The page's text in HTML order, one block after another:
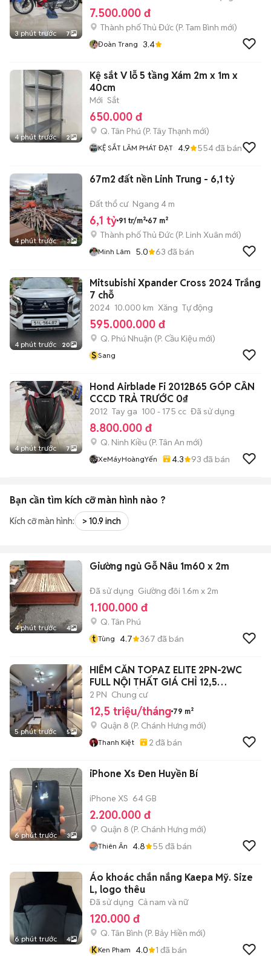
3 phút trước 7
7.500.000 đ
Thành phố Thủ Đức (P. Tam Bình mới)
Đoàn Trang 3.4
4 phút trước 2
Kệ sắt V lỗ 5 tầng Xám 2m x 1m x
40cm
Mới Sắt
650.000 đ
Q. Tân Phú (P. Tây Thạnh mới)
KỆ SẮT LÂM PHÁT ĐẠT 4.9 554đã bán
4 phút trước 3
67m2 đất nền Linh Trung - 6,1 tỷ
Đất thổ cư Ngang 4 m
6,1 tỷ 91 tr/m² 67 m²
Thành phố Thủ Đức (P. Linh Xuân mới)
Minh Lâm 5.0 63 đã bán
4 phút trước 20
Mitsubishi Xpander Cross 2024 Trắng
7 chỗ
2024 10.000 km Xăng Tự động
595.000.000 đ
Q. Phú Nhuận (P. Cầu Kiệu mới)
S Sang
4 phút trước 7
Hond Airblade Fi 2012B65 GÓP CẦN
CCCD TRẢ TRƯỚC 0₫
2012 Tay ga 100 - 175 cc Đã sử dụng
8.800.000 đ
Q. Ninh Kiều (P. Tân An mới)
XeMáyHoàngYến 4.3 93 đã bán
Bạn cần tìm kích cỡ màn hình nào ?
Kích cỡ màn hình: > 10.9 inch
4 phút trước 4
Giường ngủ Gỗ Nâu 1m60 x 2m
Đã sử dụng Giường đôi 1.6m x 2m
1.100.000 đ
Q. Tân Phú
t Tùng 4.7 367 đã bán
5 phút trước 5
HIẾM CĂN TOPAZ ELITE 2PN-2WC
FULL NỘI THẤT GIÁ CHỈ 12,5
TRIỆU/THÁNG
2 PN Chung cư
12,5 triệu/tháng 79 m²
Quận 8 (P. Chánh Hưng mới)
Thanh Kiệt 2 đã bán
6 phút trước 3
iPhone Xs Đen Huyền Bí
iPhone XS 64 GB
2.200.000 đ
Quận 8 (P. Chánh Hưng mới)
Thiên Ân 4.8 55 đã bán
6 phút trước 4
Áo khoác chắn nắng Kaepa Mỹ. Size
L, logo thêu
Đã sử dụng Cả nam và nữ
120.000 đ
Q. Tân Bình (P. Bảy Hiền mới)
KKen Pham 4.0 1 đã bán